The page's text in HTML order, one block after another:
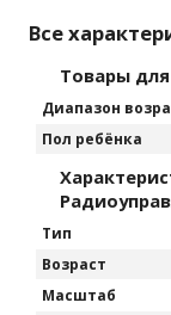
Все
Товары
Диапазон
Пол ребёнка
Тип
Возраст
Масштаб